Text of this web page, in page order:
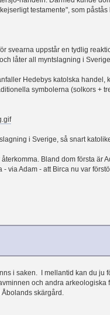
testamente", som
svearna uppstår en tydlig
låter all myntslagning i
Hedebys katolska handel,
symbolerna (solkors +
i Sverige, så snart
Bland dom första är
via Adam - att Birca nu var
i saken. I mellantid kan du ju
och andra
skärgård.